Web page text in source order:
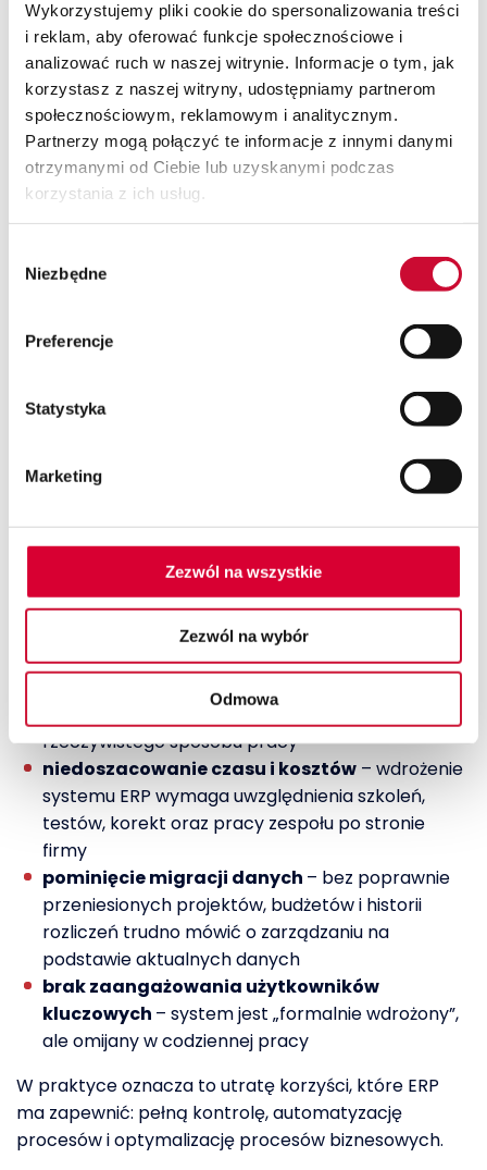
Wykorzystujemy pliki cookie do spersonalizowania treści
i reklam, aby oferować funkcje społecznościowe i
analizować ruch w naszej witrynie. Informacje o tym, jak
korzystasz z naszej witryny, udostępniamy partnerom
społecznościowym, reklamowym i analitycznym.
Partnerzy mogą połączyć te informacje z innymi danymi
otrzymanymi od Ciebie lub uzyskanymi podczas
korzystania z ich usług.
zgody
Niezbędne
Preferencje
Statystyka
Marketing
Zezwól na wszystkie
Zezwól na wybór
Odmowa
inżynieryjne. Jego atutem jest dopasowanie do
lokalnych przepisów, rozbudowane finanse i
możliwość integracji z innymi systemami używanymi
w przedsiębiorstwie.
enova365– system dobrze odnajdujący się w
firmach usługowych, pracujących w modelu
hybrydowym lub zdalnym. Sprawdza się tam, gdzie
kluczowa jest ewidencja czasu pracy, elastyczność
konfiguracji i szybki dostęp do danych.
ale to, czy system rzeczywiście wspiera codzienną
projektami bez obejść i ręcznych arkuszy.
uważać?
w firmie projektowej to
pełnoprawny projekt organizacyjny, a nie instalacja
późniejsze efektywne zarządzanie projektami,
finansami i zespołami.
Najczęstsze problemy pojawiają się wtedy, gdy:
brak analizy procesów przed startem– system
odtwarza chaos zamiast go porządkować, a
rzeczywistego sposobu pracy
niedoszacowanie czasu i kosztów – wdrożenie
systemu ERP wymaga uwzględnienia szkoleń,
testów, korekt oraz pracy zespołu po stronie
firmy
pominięcie migracji danych – bez poprawnie
przeniesionych projektów, budżetów i historii
rozliczeń trudno mówić o zarządzaniu na
podstawie aktualnych danych
brak zaangażowania użytkowników
kluczowych – system jest „formalnie wdrożony”,
ale omijany w codziennej pracy
W praktyce oznacza to utratę korzyści, które ERP
ma zapewnić: pełną kontrolę, automatyzację
procesów i optymalizację procesów biznesowych.